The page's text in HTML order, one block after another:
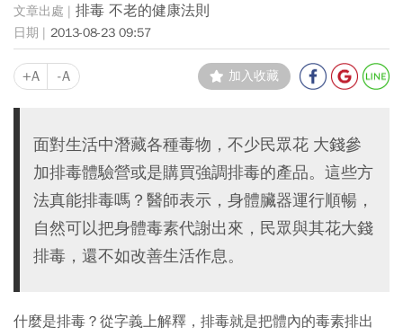
排毒 不老的健康法則
2013-08-23 09:57
+A -A 加入收藏
面對生活中潛藏各種毒物，不少民眾花 大錢參
加排毒體驗營或是購買強調排毒的產品。這些方
法真能排毒嗎？醫師表示，身體臟器運行順暢，
自然可以把身體毒素代謝出來，民眾與其花大錢
排毒，還不如改善生活作息。
什麼是排毒？從字義上解釋，排毒就是把體內的毒素排出